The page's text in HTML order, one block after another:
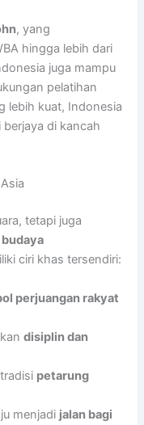
, yang
hingga lebih dari
juga mampu
pelatihan
lebih kuat, Indonesia
di kancah
tetapi juga
ciri khas tersendiri:
perjuangan rakyat
disiplin dan
petarung
menjadi jalan bagi